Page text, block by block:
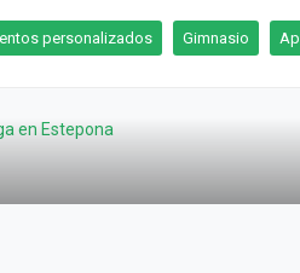
personalizados Gimnasio